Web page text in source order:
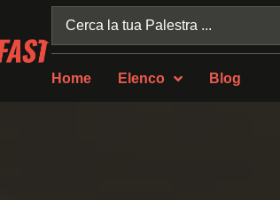
Home Elenco Blog